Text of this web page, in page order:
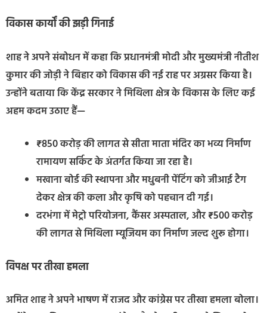
विकास कार्यों की झड़ी गिनाई
शाह ने अपने संबोधन में कहा कि प्रधानमंत्री मोदी और मुख्यमंत्री नीतीश
कुमार की जोड़ी ने बिहार को विकास की नई राह पर अग्रसर किया है।
उन्होंने बताया कि केंद्र सरकार ने मिथिला क्षेत्र के विकास के लिए कई
अहम कदम उठाए हैं—
₹850 करोड़ की लागत से सीता माता मंदिर का भव्य निर्माण
रामायण सर्किट के अंतर्गत किया जा रहा है।
मखाना बोर्ड की स्थापना और मधुबनी पेंटिंग को जीआई टैग
देकर क्षेत्र की कला और कृषि को पहचान दी गई।
दरभंगा में मेट्रो परियोजना, कैंसर अस्पताल, और ₹500 करोड़
की लागत से मिथिला म्यूजियम का निर्माण जल्द शुरू होगा।
विपक्ष पर तीखा हमला
अमित शाह ने अपने भाषण में राजद और कांग्रेस पर तीखा हमला बोला।